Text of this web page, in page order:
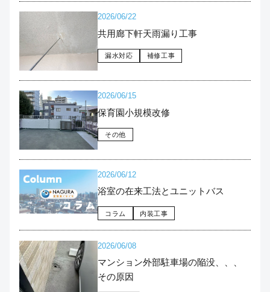
2026/06/22
共用廊下軒天雨漏り工事
漏水対応 補修工事
2026/06/15
保育園小規模改修
その他
2026/06/12
浴室の在来工法とユニットバス
コラム 内装工事
2026/06/08
マンション外部駐車場の陥没、、、
その原因